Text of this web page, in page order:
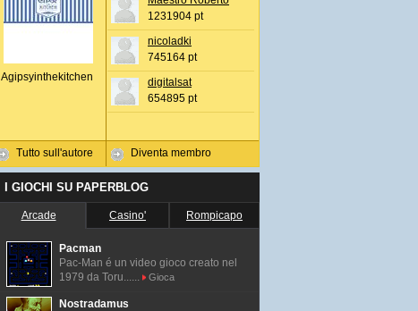
Agipsyinthekitchen
Tutto sull'autore
1231904 pt
nicoladki
745164 pt
digitalsat
654895 pt
Diventa membro
I GIOCHI SU PAPERBLOG
Arcade Casino' Rompicapo
Pacman
Pac-Man é un video gioco creato nel
1979 da Toru......
Gioca
Nostradamus